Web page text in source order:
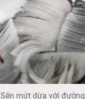
Sên mứt dừa với đường